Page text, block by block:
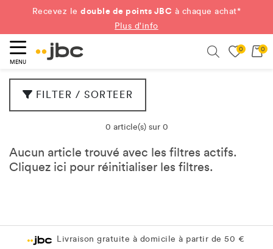
Recevez ledouble de points JBC à chaque achat*
Plus d'info
MENU
0 0
FILTER / SORTEER
0 article(s) sur 0
Aucun article trouvé avec les filtres actifs.
Cliquez ici pour réinitialiser les filtres.
Livraison gratuite à domicile à partir de 50 €